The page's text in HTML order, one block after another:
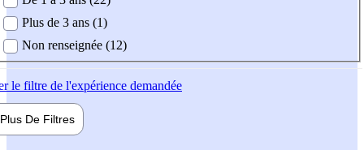
Plus de 3 ans (1)
Non renseignée (12)
le filtre de l'expérience demandée
Plus De Filtres